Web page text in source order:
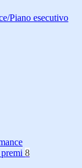
Piano esecutivo
8